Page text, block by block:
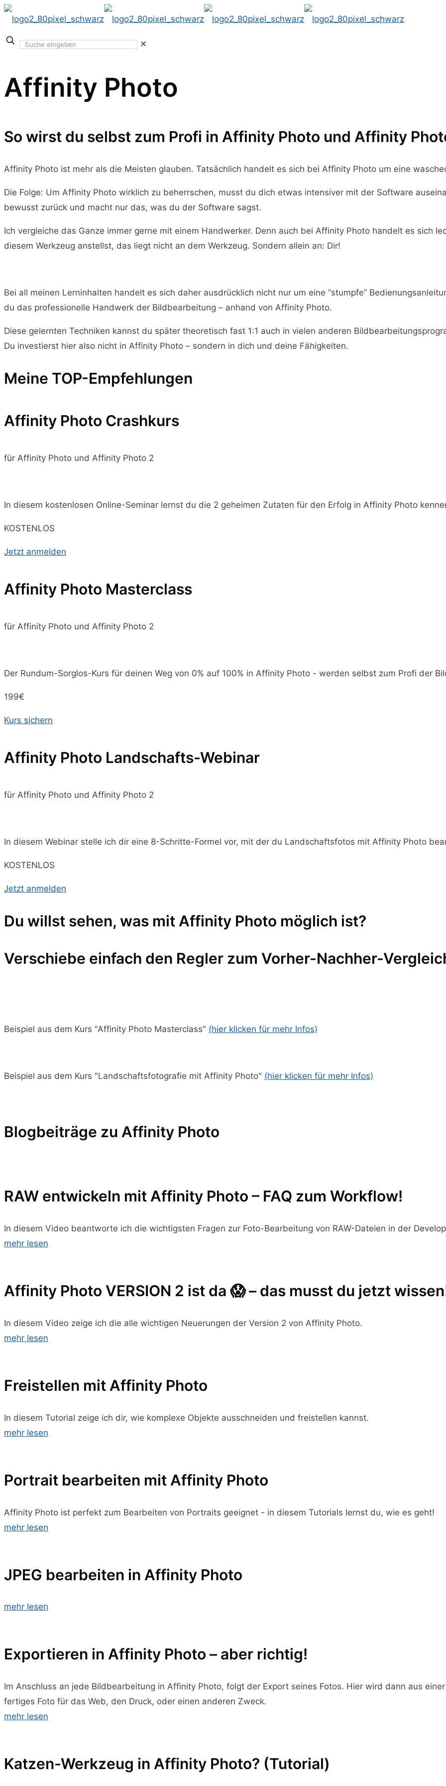
✕
Affinity Photo
So wirst du selbst zum Profi in Affinity Photo und Affinity
Affinity Photo ist mehr als die Meisten glauben. Tatsächlich handelt es sich bei Affinity Photo um eine
Die Folge: Um Affinity Photo wirklich zu beherrschen, musst du dich etwas intensiver mit der Software
bewusst zurück und macht nur das, was du der Software sagst.
Ich vergleiche das Ganze immer gerne mit einem Handwerker. Denn auch bei Affinity Photo handelt es sich
diesem Werkzeug anstellst, das liegt nicht an dem Werkzeug. Sondern allein an: Dir!
Bei all meinen Lerninhalten handelt es sich daher ausdrücklich nicht nur um eine “stumpfe”
du das professionelle Handwerk der Bildbearbeitung – anhand von Affinity Photo.
Diese gelernten Techniken kannst du später theoretisch fast 1:1 auch in vielen anderen
Du investierst hier also nicht in Affinity Photo – sondern in dich und deine Fähigkeiten.
Meine TOP-Empfehlungen
Affinity Photo Crashkurs
für Affinity Photo und Affinity Photo 2
In diesem kostenlosen Online-Seminar lernst du die 2 geheimen Zutaten für den Erfolg in Affinity Photo
KOSTENLOS
Jetzt anmelden
Affinity Photo Masterclass
für Affinity Photo und Affinity Photo 2
Der Rundum-Sorglos-Kurs für deinen Weg von 0% auf 100% in Affinity Photo - werden selbst zum Profi der
199€
Kurs sichern
Affinity Photo Landschafts-Webinar
für Affinity Photo und Affinity Photo 2
In diesem Webinar stelle ich dir eine 8-Schritte-Formel vor, mit der du Landschaftsfotos mit Affinity Photo
KOSTENLOS
Jetzt anmelden
Du willst sehen, was mit Affinity Photo möglich ist?
Verschiebe einfach den Regler zum Vorher-Nachher-
Beispiel aus dem Kurs "Affinity Photo Masterclass" (hier klicken für mehr Infos)
Beispiel aus dem Kurs "Landschaftsfotografie mit Affinity Photo" (hier klicken für mehr Infos)
Blogbeiträge zu Affinity Photo
RAW entwickeln mit Affinity Photo – FAQ zum Workflow!
In diesem Video beantworte ich die wichtigsten Fragen zur Foto-Bearbeitung von RAW-Dateien in der
mehr lesen
Affinity Photo VERSION 2 ist da 😱 – das musst du jetzt
In diesem Video zeige ich die alle wichtigen Neuerungen der Version 2 von Affinity Photo.
mehr lesen
Freistellen mit Affinity Photo
In diesem Tutorial zeige ich dir, wie komplexe Objekte ausschneiden und freistellen kannst.
mehr lesen
Portrait bearbeiten mit Affinity Photo
Affinity Photo ist perfekt zum Bearbeiten von Portraits geeignet - in diesem Tutorials lernst du, wie es geht!
mehr lesen
JPEG bearbeiten in Affinity Photo
mehr lesen
Exportieren in Affinity Photo – aber richtig!
Im Anschluss an jede Bildbearbeitung in Affinity Photo, folgt der Export seines Fotos. Hier wird dann aus
fertiges Foto für das Web, den Druck, oder einen anderen Zweck.
mehr lesen
Katzen-Werkzeug in Affinity Photo? (Tutorial)